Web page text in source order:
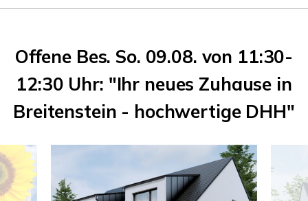
Offene Bes. So. 09.08. von 11:30-
12:30 Uhr: "Ihr neues Zuhause in
Breitenstein - hochwertige DHH"